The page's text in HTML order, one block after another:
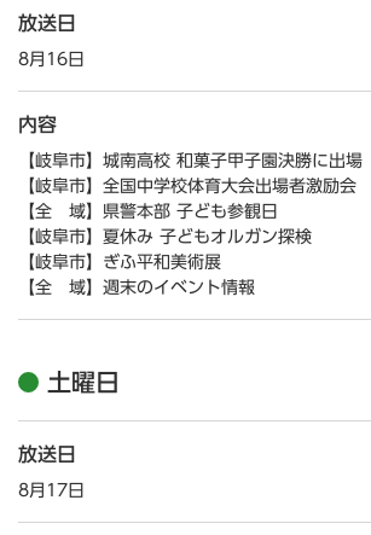
放送日
8月16日
内容
【岐阜市】城南高校 和菓子甲子園決勝に出場
【岐阜市】全国中学校体育大会出場者激励会
【全 域】県警本部 子ども参観日
【岐阜市】夏休み 子どもオルガン探検
【岐阜市】ぎふ平和美術展
【全 域】週末のイベント情報
土曜日
放送日
8月17日